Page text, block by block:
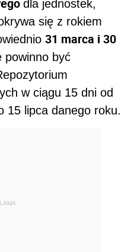
dla jednostek,
się z rokiem
31 marca i 30
powinno być
w ciągu 15 dni od
15 lipca danego roku.